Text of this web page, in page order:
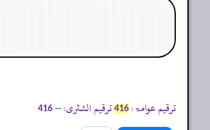
ترقیم عوامۃ: 416 ترقیم الشثری: --
416